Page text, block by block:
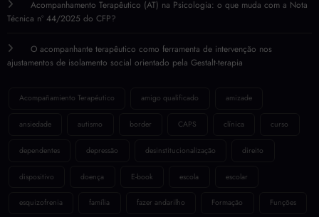
Acompanhamento Terapêutico (AT) na Psicologia: o que muda com a Nota
Técnica nº 44/2025 do CFP?
O acompanhante terapêutico como ferramenta de intervenção nos
ajustamentos de isolamento social orientado pela Gestalt-terapia
Acompañamiento Terapéutico amigo qualificado amizade
ansiedade autismo border CAPS clínica curso
dependentes depressão desinstitucionalização direito
dispositivo doença E-book escola escolar
esquizofrenia família fazer andarilho Formação Funções